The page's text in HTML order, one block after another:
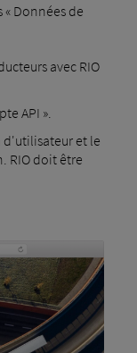
Données de
avec RIO
API ».
d'utilisateur et le
RIO doit être